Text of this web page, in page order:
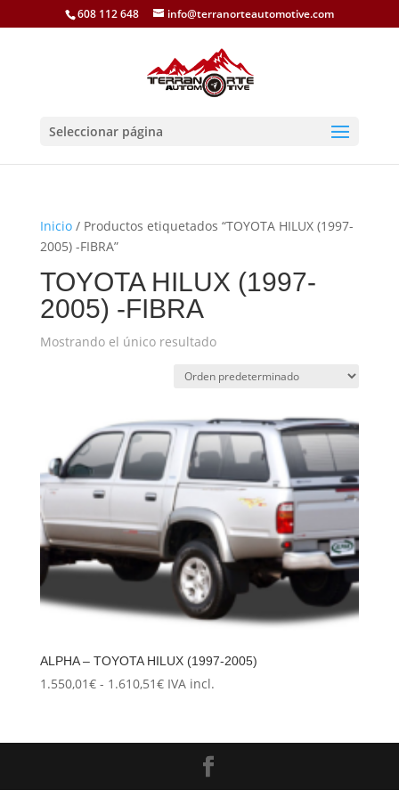
608 112 648 info@terranorteautomotive.com
Seleccionar página
Inicio/ Productos etiquetados “TOYOTA HILUX (1997-
2005) -FIBRA”
TOYOTA HILUX (1997-
2005) -FIBRA
Mostrando el único resultado
ALPHA – TOYOTA HILUX (1997-2005)
1.550,01€ - 1.610,51€Rango
desde
1.550,01€
IVA incl.